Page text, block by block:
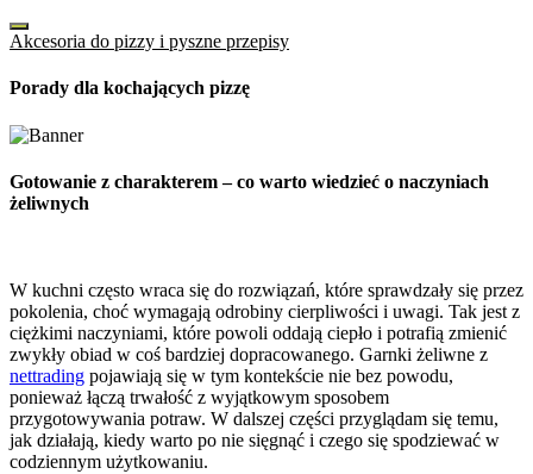
Akcesoria do pizzy i pyszne przepisy
Porady dla kochających pizzę
Gotowanie z charakterem – co warto wiedzieć o naczyniach
żeliwnych
W kuchni często wraca się do rozwiązań, które sprawdzały się przez
pokolenia, choć wymagają odrobiny cierpliwości i uwagi. Tak jest z
ciężkimi naczyniami, które powoli oddają ciepło i potrafią zmienić
zwykły obiad w coś bardziej dopracowanego. Garnki żeliwne z
nettrading pojawiają się w tym kontekście nie bez powodu,
ponieważ łączą trwałość z wyjątkowym sposobem
przygotowywania potraw. W dalszej części przyglądam się temu,
jak działają, kiedy warto po nie sięgnąć i czego się spodziewać w
codziennym użytkowaniu.